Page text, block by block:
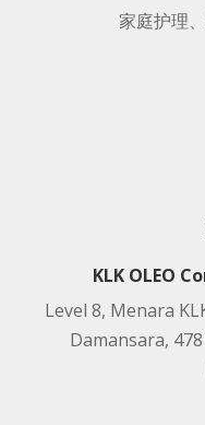
家庭护理
KLK OLEO
Level 8, Menara
Damansara,